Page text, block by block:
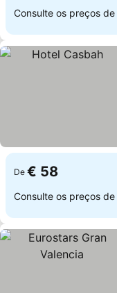
Consulte os preços de
De € 58
Consulte os preços de